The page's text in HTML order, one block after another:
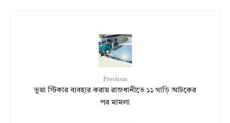
Previous
ভুয়া স্টিকার ব্যবহার করায় রাজধানীতে ১১ গাড়ি আটকের
পর মামলা